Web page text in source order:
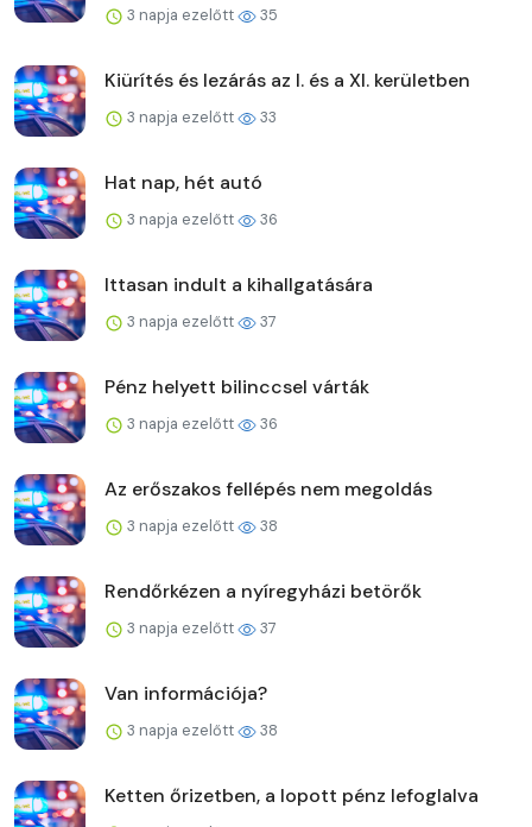
3 napja ezelőtt 35
Kiürítés és lezárás az I. és a XI. kerületben
3 napja ezelőtt 33
Hat nap, hét autó
3 napja ezelőtt 36
Ittasan indult a kihallgatására
3 napja ezelőtt 37
Pénz helyett bilinccsel várták
3 napja ezelőtt 36
Az erőszakos fellépés nem megoldás
3 napja ezelőtt 38
Rendőrkézen a nyíregyházi betörők
3 napja ezelőtt 37
Van információja?
3 napja ezelőtt 38
Ketten őrizetben, a lopott pénz lefoglalva